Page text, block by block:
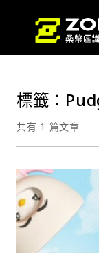
標籤：
共有 1 篇文章